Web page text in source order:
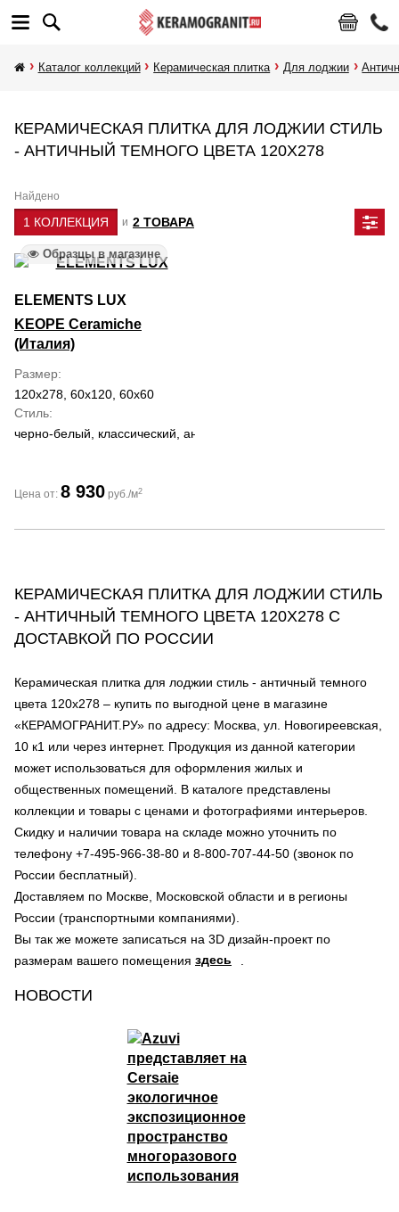
Каталог коллекций Керамическая плитка Для лоджии
КЕРАМИЧЕСКАЯ ПЛИТКА ДЛЯ ЛОДЖИИ СТИЛЬ
- АНТИЧНЫЙ ТЕМНОГО ЦВЕТА 120Х278
Найдено
1 КОЛЛЕКЦИЯ и 2 ТОВАРА
Образцы в магазине
ELEMENTS LUX
KEOPE Ceramiche
(Италия)
Размер
120x278, 60x120, 60x60
Стиль
черно-белый, классический, античный
Цена от: 8 930 руб./м2
КЕРАМИЧЕСКАЯ ПЛИТКА ДЛЯ ЛОДЖИИ СТИЛЬ
- АНТИЧНЫЙ ТЕМНОГО ЦВЕТА 120Х278 С
ДОСТАВКОЙ ПО РОССИИ
Керамическая плитка для лоджии стиль - античный темного
цвета 120х278 – купить по выгодной цене в магазине
«КЕРАМОГРАНИТ.РУ» по адресу: Москва, ул. Новогиреевская,
10 к1 или через интернет. Продукция из данной категории
может использоваться для оформления жилых и
общественных помещений. В каталоге представлены
коллекции и товары с ценами и фотографиями интерьеров.
Скидку и наличии товара на складе можно уточнить по
телефону +7-495-966-38-80 и 8-800-707-44-50 (звонок по
России бесплатный).
Доставляем по Москве, Московской области и в регионы
России (транспортными компаниями).
Вы так же можете записаться на 3D дизайн-проект по
размерам вашего помещения здесь
НОВОСТИ